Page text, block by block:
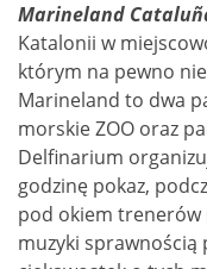
Marineland
Katalonii w
którym na pewno
Marineland to dwa
morskie ZOO oraz
Delfinarium
godzinę pokaz,
pod okiem trenerów
muzyki sprawnością